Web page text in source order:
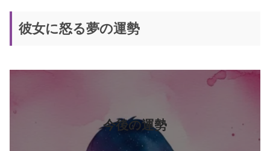
彼女に怒る夢の運勢
今後の運勢